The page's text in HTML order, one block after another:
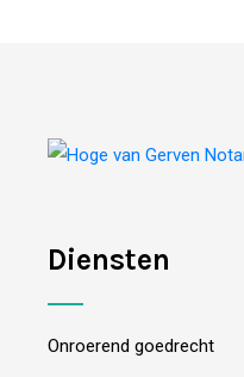
Diensten
Onroerend goedrecht